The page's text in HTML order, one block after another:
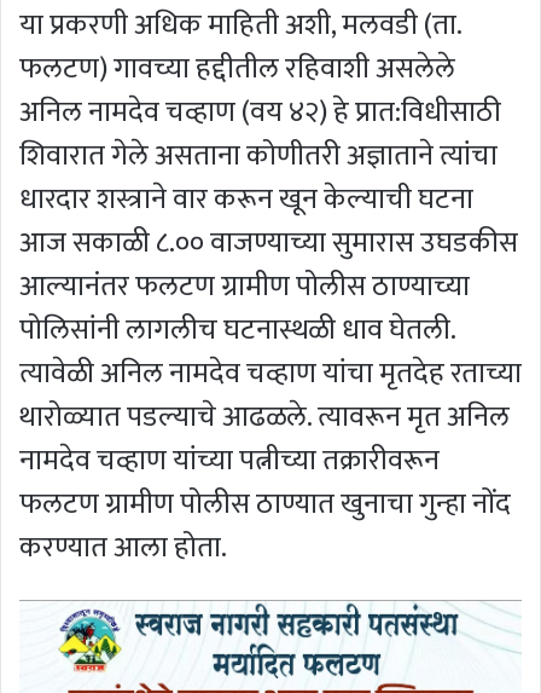
या प्रकरणी अधिक माहिती अशी, मलवडी (ता.
फलटण) गावच्या हद्दीतील रहिवाशी असलेले
अनिल नामदेव चव्हाण (वय ४२) हे प्रात:विधीसाठी
शिवारात गेले असताना कोणीतरी अज्ञाताने त्यांचा
धारदार शस्त्राने वार करून खून केल्याची घटना
आज सकाळी ८.०० वाजण्याच्या सुमारास उघडकीस
आल्यानंतर फलटण ग्रामीण पोलीस ठाण्याच्या
पोलिसांनी लागलीच घटनास्थळी धाव घेतली.
त्यावेळी अनिल नामदेव चव्हाण यांचा मृतदेह रताच्या
थारोळ्यात पडल्याचे आढळले. त्यावरून मृत अनिल
नामदेव चव्हाण यांच्या पत्नीच्या तक्रारीवरून
फलटण ग्रामीण पोलीस ठाण्यात खुनाचा गुन्हा नोंद
करण्यात आला होता.